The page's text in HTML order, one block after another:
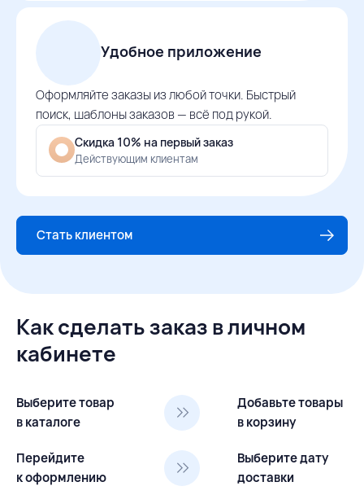
Удобное приложение
Оформляйте заказы из любой точки. Быстрый
поиск, шаблоны заказов — всё под рукой.
Скидка 10% на первый заказ
Действующим клиентам
Стать клиентом
Как сделать заказ в личном
кабинете
Выберите товар
в каталоге
Добавьте товары
в корзину
Перейдите
к оформлению
Выберите дату
доставки